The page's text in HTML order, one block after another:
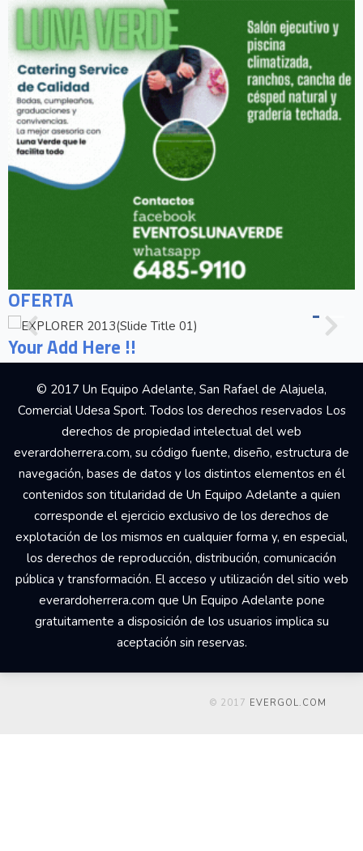
OFERTA
Your Add Here !!
© 2017 Un Equipo Adelante, San Rafael de Alajuela,
Comercial Udesa Sport. Todos los derechos reservados Los
derechos de propiedad intelectual del web
everardoherrera.com, su código fuente, diseño, estructura de
navegación, bases de datos y los distintos elementos en él